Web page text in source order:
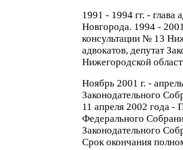
1991 - 1994 гг. -
Новгорода. 1994 -
консультации № 13
адвокатов, депутат
Нижегородской
Ноябрь 2001 г. -
Законодательного
11 апреля 2002 года -
Федерального
Законодательного
Срок окончания